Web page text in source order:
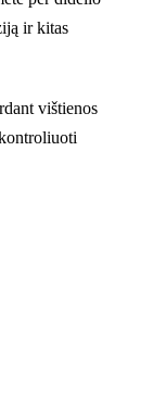
ir kitas
vištienos